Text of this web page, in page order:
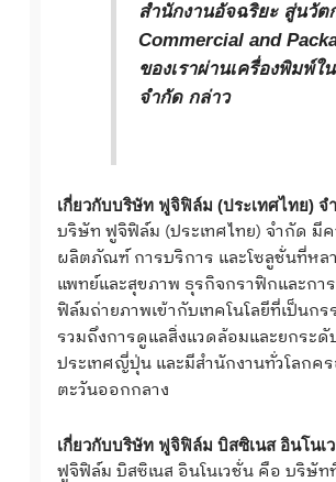
สำนักงานอัจฉริยะ สู่นวั
Commercial and
ของเราผ่านเครื่องพิมพ์ใ
จำกัดกล่าว
เกี่ยวกับบริษัท ฟูจิฟิล์ม (ประเทศไทย) จ
บริษัท ฟูจิฟิล์ม (ประเทศไทย) จำกัด มี
ผลิตภัณฑ์ การบริการ และโซลูชั่นที่หล
แพทย์และสุขภาพ ธุรกิจกราฟิกและก
ฟิล์มถ่ายภาพเข้ากับเทคโนโลยีที่เป็น
รวมถึงการดูแลสิ่งแวดล้อมและยกร
ประเทศญี่ปุ่น และมีสำนักงานทั่วโลกคร
ตะวันออกกลาง
เกี่ยวกับบริษัท ฟูจิฟิล์ม บิสซิเนส อินโนเ
ฟูจิฟิล์ม บิสซิเนส อินโนเวชั่น คือ บริษั